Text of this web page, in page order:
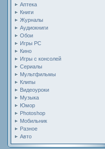
Аптека
Книги
Журналы
Аудиокниги
Обои
Игры PC
Кино
Игры с консолей
Сериалы
Мультфильмы
Клипы
Видеоуроки
Музыка
Юмор
Photoshop
Мобильник
Разное
Авто